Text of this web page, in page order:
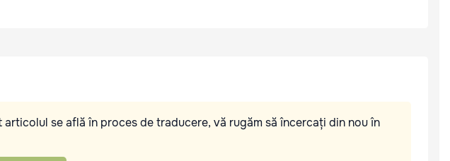
articolul se află în proces de traducere, vă rugăm să încercați din nou în